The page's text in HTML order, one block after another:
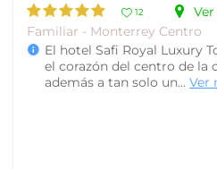
12
Familiar - Monterrey Centro
El hotel Safi Royal Luxury
el corazón del centro de la
además a tan solo un... Ver